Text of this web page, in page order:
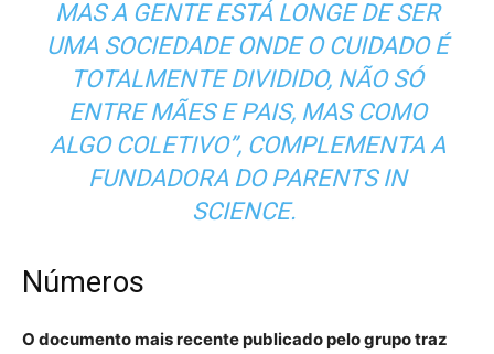
MAS A GENTE ESTÁ LONGE DE SER
UMA SOCIEDADE ONDE O CUIDADO É
TOTALMENTE DIVIDIDO, NÃO SÓ
ENTRE MÃES E PAIS, MAS COMO
ALGO COLETIVO”, COMPLEMENTA A
FUNDADORA DO PARENTS IN
SCIENCE.
Números
O documento mais recente publicado pelo grupo traz